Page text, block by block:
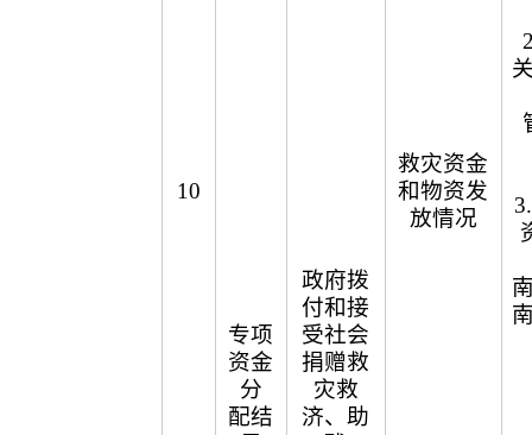
10
专项
资金
分
配结
政府拨
付和接
受社会
捐赠救
灾救
济、助
救灾资金
和物资发
放情况